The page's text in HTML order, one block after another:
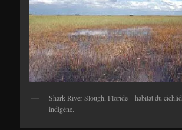
Shark River Slough, Floride – habitat du
indigène.